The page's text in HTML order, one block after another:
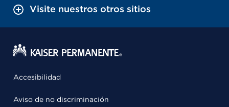
Visite nuestros otros sitios
Accesibilidad
Aviso de no discriminación